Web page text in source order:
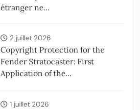
étranger ne...
2 juillet 2026
Copyright Protection for the
Fender Stratocaster: First
Application of the...
1 juillet 2026